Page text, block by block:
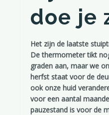
doe je
Het zijn de laatste
De thermometer tikt
graden aan, maar we
herfst staat voor de
ook onze huid
voor een aantal
pauzestand is voor de